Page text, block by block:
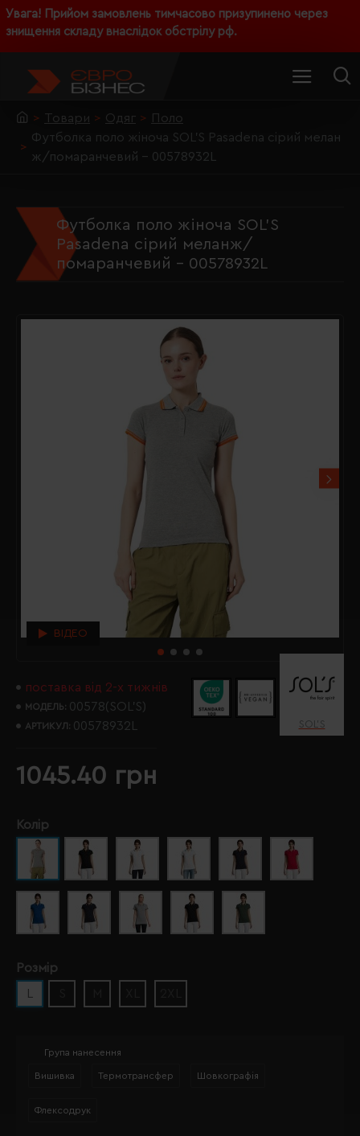
Увага! Прийом замовлень тимчасово призупинено через
знищення складу внаслідок обстрілу рф.
Товари Одяг
Поло
Футболка поло жіноча SOL'S Pasadena сірий мелан
ж/помаранчевий - 00578932L
Футболка поло жіноча SOL'S
Pasadena сірий меланж/
помаранчевий - 00578932L
ВІДЕО
поставка від 2-х тижнів
МОДЕЛЬ: 00578(SOL’S)
АРТИКУЛ: 00578932L SOL’S
1045.40 грн
Колір
Розмір
Група нанесення
Вишивка Термотрансфер Шовкографія
Флексодрук